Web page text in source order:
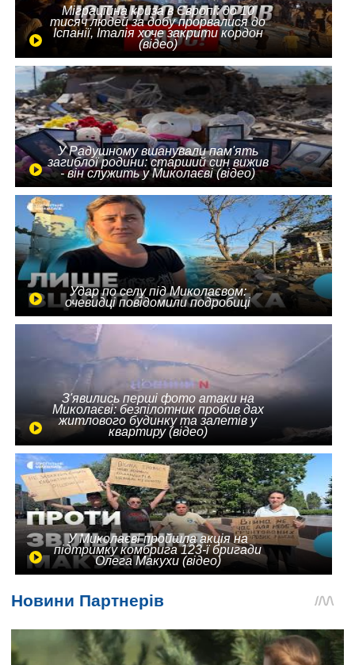
Міграційна криза в Європі: до 10
тисяч людей за добу прорвалися до
Іспанії, Італія хоче закрити кордон
(відео)
У Радушному вшанували пам'ять
загиблої родини: старший син вижив
- він служить у Миколаєві (відео)
Удар по селу під Миколаєвом:
очевидці повідомили подробиці
З'явились перші фото атаки на
Миколаєві: безпілотник пробив дах
житлового будинку та залетів у
квартиру (відео)
У Миколаєві пройшла акція на
підтримку комбрига 123-ї бригади
Олега Макухи (відео)